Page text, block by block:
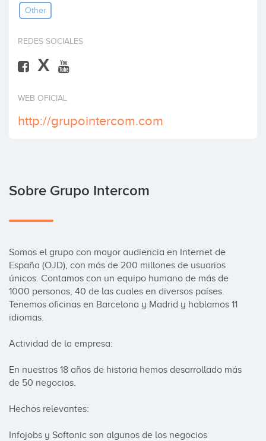
Invertir
Other
REDES SOCIALES
X
WEB OFICIAL
http://grupointercom.com
Sobre Grupo Intercom
Somos el grupo con mayor audiencia en Internet de
España (OJD), con más de 200 millones de usuarios
únicos. Contamos con un equipo humano de más de
1000 personas, 40 de las cuales en diversos países.
Tenemos oficinas en Barcelona y Madrid y hablamos 11
idiomas.
Actividad de la empresa:
En nuestros 18 años de historia hemos desarrollado más
de 50 negocios.
Hechos relevantes:
Infojobs y Softonic son algunos de los negocios